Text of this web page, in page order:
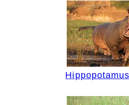
Hippopotamus